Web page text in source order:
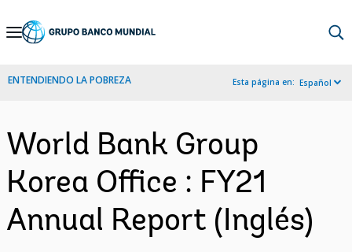
Skip
Navigation
ENTENDIENDO LA POBREZA Esta página en: Español
World Bank Group
Korea Office : FY21
Annual Report (Inglés)